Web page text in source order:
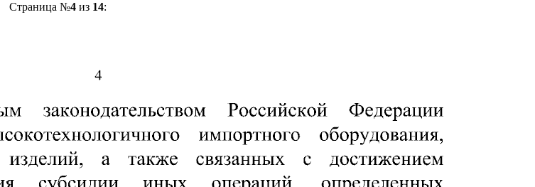
Страница №4из 14: